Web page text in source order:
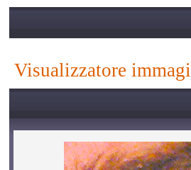
visualizzatore